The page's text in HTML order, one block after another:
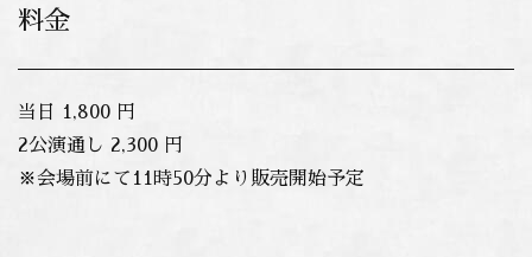
料金
当日 1,800 円
2公演通し 2,300 円
※会場前にて11時50分より販売開始予定